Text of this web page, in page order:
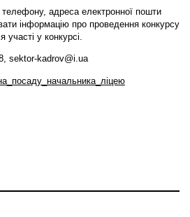
адреса електронної пошти
інформацію про проведення конкурсу
у конкурсі.
sektor-kadrov@i.ua